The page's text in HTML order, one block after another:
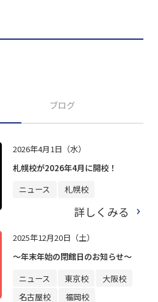
ブログ
2026年4月1日（水）
札幌校が2026年4月に開校！
ニュース
札幌校
詳しくみる
2025年12月20日（土）
～年末年始の閉館日のお知らせ～
ニュース
東京校
大阪校
名古屋校
福岡校